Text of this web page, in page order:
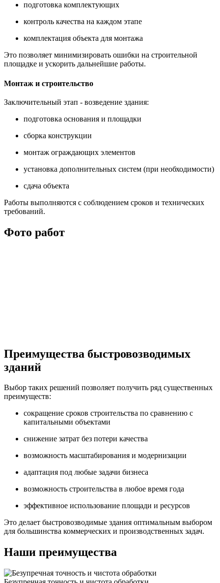
подготовка комплектующих
контроль качества на каждом этапе
комплектация объекта для монтажа
Это позволяет минимизировать ошибки на строительной
площадке и ускорить дальнейшие работы.
Монтаж и строительство
Заключительный этап - возведение здания:
подготовка основания и площадки
сборка конструкции
монтаж ограждающих элементов
установка дополнительных систем (при необходимости)
сдача объекта
Работы выполняются с соблюдением сроков и технических
требований.
Фото работ
Преимущества быстровозводимых
зданий
Выбор таких решений позволяет получить ряд существенных
преимуществ:
сокращение сроков строительства по сравнению с
капитальными объектами
снижение затрат без потери качества
возможность масштабирования и модернизации
адаптация под любые задачи бизнеса
возможность строительства в любое время года
эффективное использование площади и ресурсов
Это делает быстровозводимые здания оптимальным выбором
для большинства коммерческих и производственных задач.
Наши преимущества